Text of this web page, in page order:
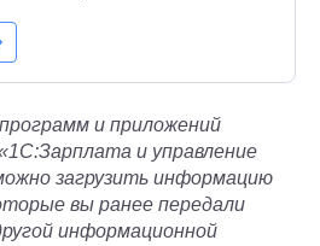
и приложений
и управление
загрузить информацию
вы ранее передали
информационной